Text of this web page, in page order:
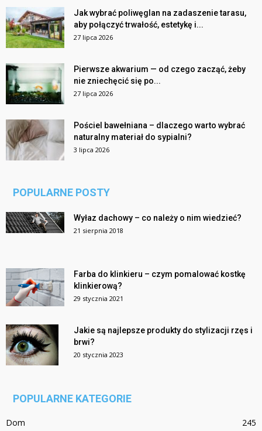
Jak wybrać poliwęglan na zadaszenie tarasu,
aby połączyć trwałość, estetykę i...
27 lipca 2026
Pierwsze akwarium — od czego zacząć, żeby
nie zniechęcić się po...
27 lipca 2026
Pościel bawełniana – dlaczego warto wybrać
naturalny materiał do sypialni?
3 lipca 2026
POPULARNE POSTY
Wyłaz dachowy – co należy o nim wiedzieć?
21 sierpnia 2018
Farba do klinkieru – czym pomalować kostkę
klinkierową?
29 stycznia 2021
Jakie są najlepsze produkty do stylizacji rzęs i
brwi?
20 stycznia 2023
POPULARNE KATEGORIE
Dom
245